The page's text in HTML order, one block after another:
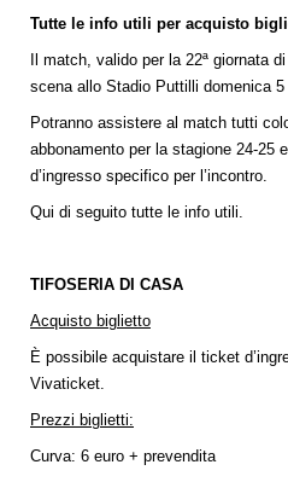
Tutte le info utili per acquisto
Il match, valido per la 22ª giornata
scena allo Stadio Puttilli domenica
Potranno assistere al match tutti
abbonamento per la stagione 24-25
d’ingresso specifico per l’incontro.
Qui di seguito tutte le info utili.
TIFOSERIA DI CASA
Acquisto biglietto
È possibile acquistare il ticket
Vivaticket.
Prezzi biglietti:
Curva: 6 euro + prevendita